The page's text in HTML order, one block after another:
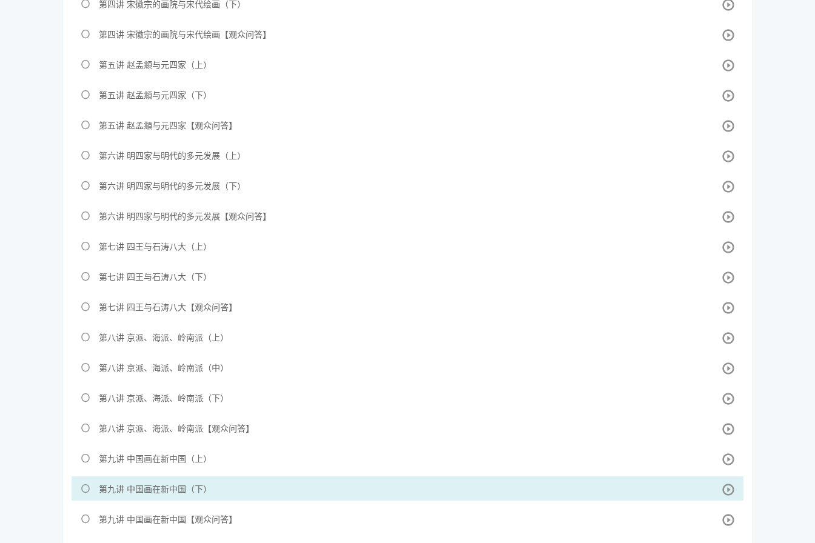
第四讲 宋徽宗的画院与宋代绘画（下）
第四讲 宋徽宗的画院与宋代绘画【观众问答】
第五讲 赵孟頫与元四家（上）
第五讲 赵孟頫与元四家（下）
第五讲 赵孟頫与元四家【观众问答】
第六讲 明四家与明代的多元发展（上）
第六讲 明四家与明代的多元发展（下）
第六讲 明四家与明代的多元发展【观众问答】
第七讲 四王与石涛八大（上）
第七讲 四王与石涛八大（下）
第七讲 四王与石涛八大【观众问答】
第八讲 京派、海派、岭南派（上）
第八讲 京派、海派、岭南派（中）
第八讲 京派、海派、岭南派（下）
第八讲 京派、海派、岭南派【观众问答】
第九讲 中国画在新中国（上）
第九讲 中国画在新中国（下）
第九讲 中国画在新中国【观众问答】